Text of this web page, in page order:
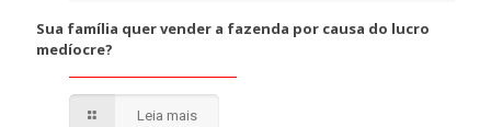
Sua família quer vender a fazenda por causa do lucro
medíocre?
Leia mais